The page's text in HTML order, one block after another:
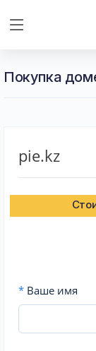
Покупка
pie.kz
* Ваше имя